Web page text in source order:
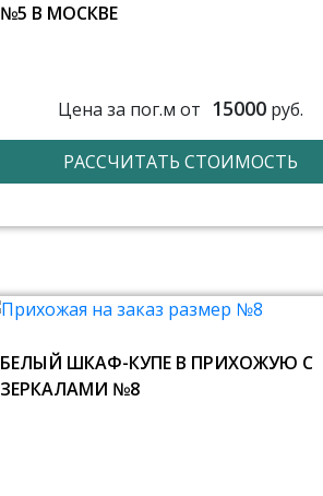
№5 В МОСКВЕ
Цена за пог.м от 15000руб.
РАССЧИТАТЬ СТОИМОСТЬ
БЕЛЫЙ ШКАФ-КУПЕ В ПРИХОЖУЮ С
ЗЕРКАЛАМИ №8